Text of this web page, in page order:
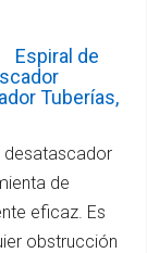
Espiral de
Tuberías,
desatascador
de
eficaz. Es
obstrucción